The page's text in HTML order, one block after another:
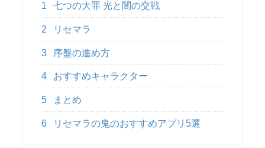
1 七つの大罪 光と闇の交戦
2 リセマラ
3 序盤の進め方
4 おすすめキャラクター
5 まとめ
6 リセマラの鬼のおすすめアプリ5選